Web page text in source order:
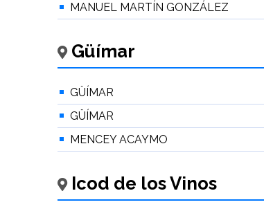
MANUEL MARTÍN GONZÁLEZ
Güímar
GÜÍMAR
GÜÍMAR
MENCEY ACAYMO
Icod de los Vinos